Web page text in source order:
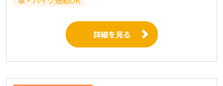
詳細を見る